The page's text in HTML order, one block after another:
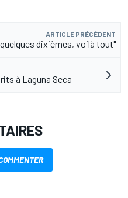
ARTICLE PRÉCÉDENT
dixièmes, voilà tout"
à Laguna Seca